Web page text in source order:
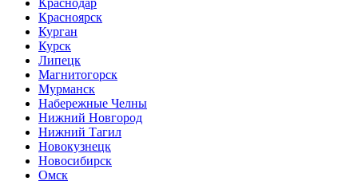
Красноярск
Курган
Курск
Липецк
Магнитогорск
Мурманск
Набережные Челны
Нижний Новгород
Нижний Тагил
Новокузнецк
Новосибирск
Омск